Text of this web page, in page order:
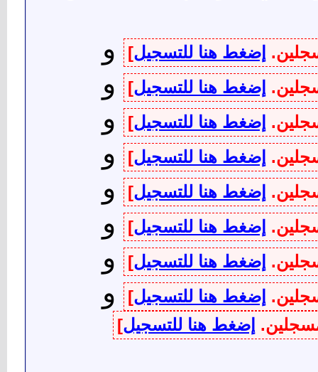
إضغط هنا للتسجيل] و
إضغط هنا للتسجيل] و
إضغط هنا للتسجيل] و
إضغط هنا للتسجيل] و
إضغط هنا للتسجيل] و
إضغط هنا للتسجيل] و
إضغط هنا للتسجيل] و
إضغط هنا للتسجيل] و
إضغط هنا للتسجيل]